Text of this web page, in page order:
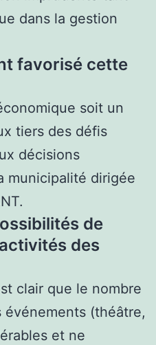
dans la gestion
favorisé cette
soit un
tiers des défis
décisions
municipalité dirigée
de
des
clair que le nombre
événements (théâtre,
et ne